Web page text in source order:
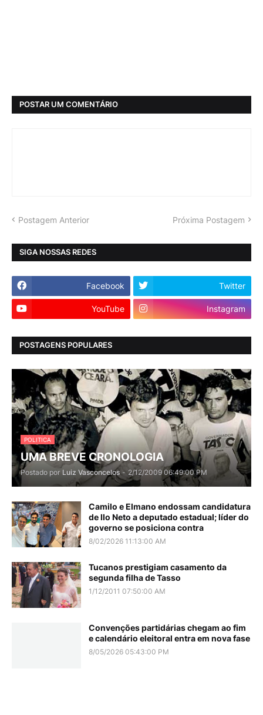
POSTAR UM COMENTÁRIO
Postagem Anterior Próxima Postagem
SIGA NOSSAS REDES
Facebook Twitter
YouTube Instagram
POSTAGENS POPULARES
POLITICA
UMA BREVE CRONOLOGIA
Postado por Luiz Vasconcelos - 2/12/2009 06:49:00 PM
Camilo e Elmano endossam candidatura
de Ilo Neto a deputado estadual; líder do
governo se posiciona contra
8/02/2026 11:13:00 AM
Tucanos prestigiam casamento da
segunda filha de Tasso
1/12/2011 07:50:00 AM
Convenções partidárias chegam ao fim
e calendário eleitoral entra em nova fase
8/05/2026 05:43:00 PM